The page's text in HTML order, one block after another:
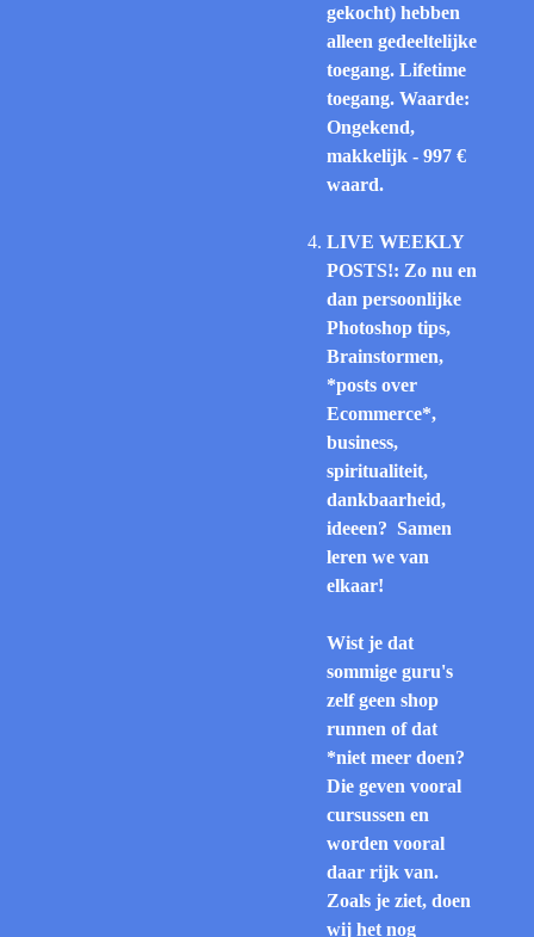
gekocht) hebben
alleen gedeeltelijke
toegang. Lifetime
toegang. Waarde:
Ongekend,
makkelijk - 997 €
waard.
LIVE WEEKLY
POSTS!: Zo nu en
dan persoonlijke
Photoshop tips,
Brainstormen,
*posts over
Ecommerce*,
business,
spiritualiteit,
dankbaarheid,
ideeen? Samen
leren we van
elkaar!
Wist je dat
sommige guru's
zelf geen shop
runnen of dat
*niet meer doen?
Die geven vooral
cursussen en
worden vooral
daar rijk van.
Zoals je ziet, doen
wij het nog